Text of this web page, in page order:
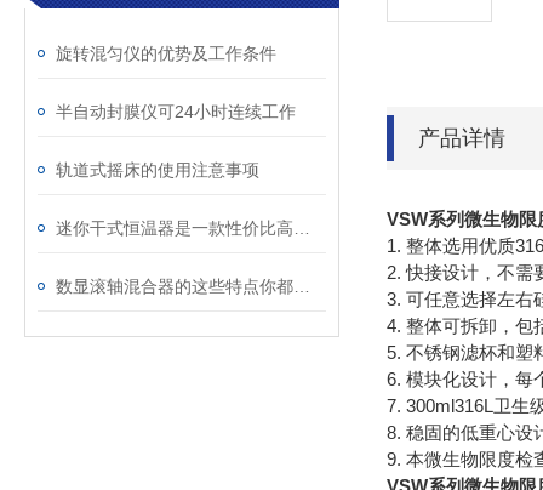
旋转混匀仪的优势及工作条件
半自动封膜仪可24小时连续工作
轨道式摇床的使用注意事项
产品详情
VSW系列微生物
1. 整体选用优质
2. 快接设计，不需
3. 可任意选择左右
4. 整体可拆卸，包
5. 不锈钢滤杯和塑
6. 模块化设计，每
7. 300ml316L卫生
8. 稳固的低重心设
9. 本微生物限度检
VSW系列微生物